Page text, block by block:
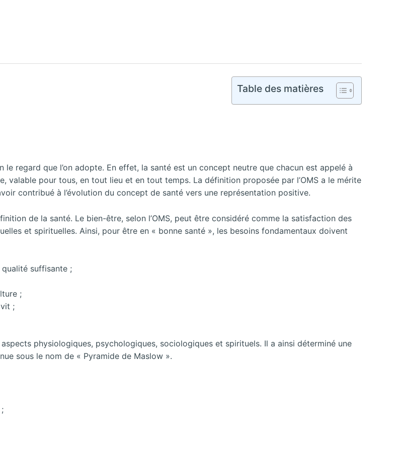
Table des matières
regard que l’on adopte. En effet, la santé est un concept neutre que chacun est appelé à
valable pour tous, en tout lieu et en tout temps. La définition proposée par l’OMS a le mérite
contribué à l’évolution du concept de santé vers une représentation positive.
de la santé. Le bien-être, selon l’OMS, peut être considéré comme la satisfaction des
et spirituelles. Ainsi, pour être en « bonne santé », les besoins fondamentaux doivent
suffisante ;
;
;
physiologiques, psychologiques, sociologiques et spirituels. Il a ainsi déterminé une
sous le nom de « Pyramide de Maslow ».